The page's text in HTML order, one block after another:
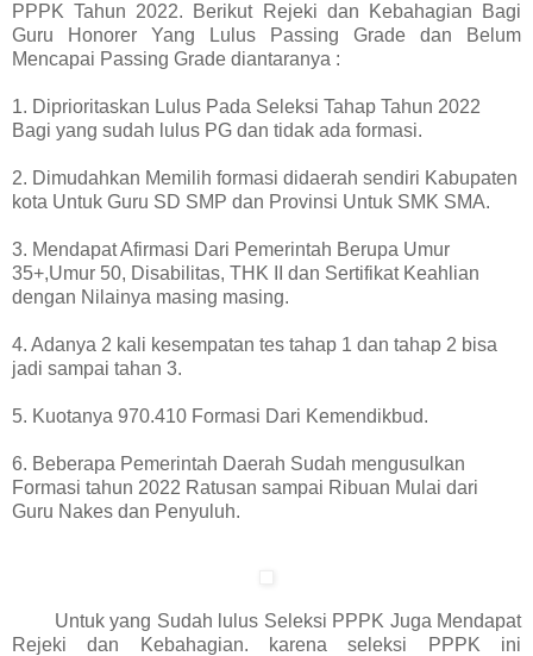
PPPK Tahun 2022. Berikut Rejeki dan Kebahagian Bagi
Guru Honorer Yang Lulus Passing Grade dan Belum
Mencapai Passing Grade diantaranya :
1. Diprioritaskan Lulus Pada Seleksi Tahap Tahun 2022
Bagi yang sudah lulus PG dan tidak ada formasi.
2. Dimudahkan Memilih formasi didaerah sendiri Kabupaten
kota Untuk Guru SD SMP dan Provinsi Untuk SMK SMA.
3. Mendapat Afirmasi Dari Pemerintah Berupa Umur
35+,Umur 50, Disabilitas, THK II dan Sertifikat Keahlian
dengan Nilainya masing masing.
4. Adanya 2 kali kesempatan tes tahap 1 dan tahap 2 bisa
jadi sampai tahan 3.
5. Kuotanya 970.410 Formasi Dari Kemendikbud.
6. Beberapa Pemerintah Daerah Sudah mengusulkan
Formasi tahun 2022 Ratusan sampai Ribuan Mulai dari
Guru Nakes dan Penyuluh.
Untuk yang Sudah lulus Seleksi PPPK Juga Mendapat
Rejeki dan Kebahagian. karena seleksi PPPK ini